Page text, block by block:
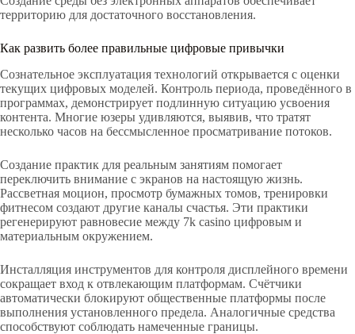
территорию для достаточного восстановления.
Как развить более правильные цифровые привычки
Сознательное эксплуатация технологий открывается с оценки
текущих цифровых моделей. Контроль периода, проведённого в
программах, демонстрирует подлинную ситуацию усвоения
контента. Многие юзеры удивляются, выявив, что тратят
несколько часов на бессмысленное просматривание потоков.
Создание практик для реальным занятиям помогает
переключить внимание с экранов на настоящую жизнь.
Рассветная моцион, просмотр бумажных томов, тренировки
фитнесом создают другие каналы счастья. Эти практики
регенерируют равновесие между 7k casino цифровым и
материальным окружением.
Инсталляция инструментов для контроля дисплейного времени
сокращает вход к отвлекающим платформам. Счётчики
автоматически блокируют общественные платформы после
выполнения установленного предела. Аналогичные средства
способствуют соблюдать намеченные границы.